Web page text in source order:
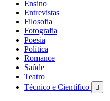
Ensino
Entrevistas
Filosofia
Fotografia
Poesia
Política
Romance
Saúde
Teatro
Técnico e Científico
